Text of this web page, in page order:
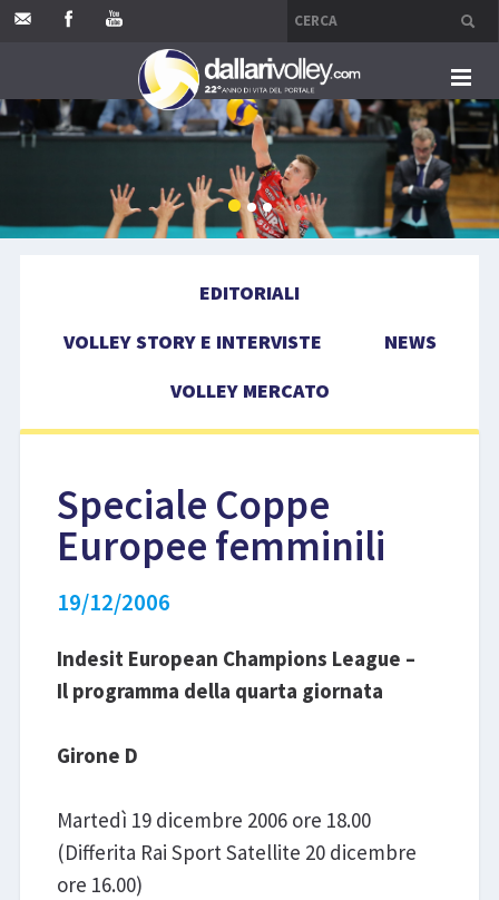
HOME
EDITORIALI
VOLLEY MERCATO
COMPETIZIONI
EVENTI
LIBRI
EDITORIALI
VOLLEY STORY E INTERVISTE
NEWS
VOLLEY MERCATO
Speciale Coppe
Europee femminili
19/12/2006
Indesit European Champions League –
Il programma della quarta giornata
Girone D
Martedì 19 dicembre 2006 ore 18.00
(Differita Rai Sport Satellite 20 dicembre
ore 16.00)